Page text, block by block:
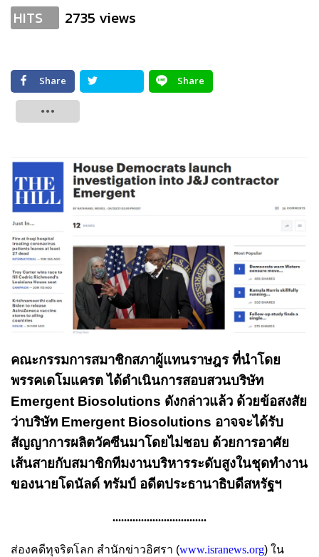
HITS 2735 views
Share
Share
คณะกรรมการสมาชิกสภาผู้แทนราษฎร ที่นำโดย
พรรคเดโมแครต ได้ดำเนินการสอบสวนบริษัท
Emergent Biosolutions ดังกล่าวแล้ว ด้วยข้อสงสัย
ว่าบริษัท Emergent Biosolutions อาจจะได้รับ
สัญญาการผลิตวัคซีนมาโดยไม่ชอบ ด้วยการอาศัย
เส้นสายกับสมาชิกทีมงานบริหารระดับสูงในชุดทำงาน
ของนายโดนัลด์ ทรัมป์ อดีตประธานาธิบดีสหรัฐฯ
.................................
ส่องคดีทุจริตโลก สำนักข่าวอิศรา (www.isranews.org) ใน